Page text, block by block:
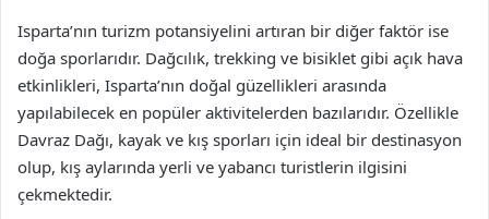
Isparta’nın turizm potansiyelini artıran bir diğer faktör ise
doğa sporlarıdır. Dağcılık, trekking ve bisiklet gibi açık hava
etkinlikleri, Isparta’nın doğal güzellikleri arasında
yapılabilecek en popüler aktivitelerden bazılarıdır. Özellikle
Davraz Dağı, kayak ve kış sporları için ideal bir destinasyon
olup, kış aylarında yerli ve yabancı turistlerin ilgisini
çekmektedir.